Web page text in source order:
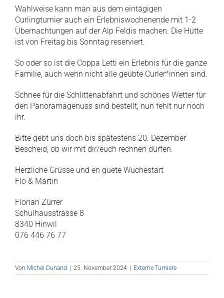
Wahlweise kann man aus dem eintägigen
Curlingturnier auch ein Erlebniswochenende mit 1-2
Übernachtungen auf der Alp Feldis machen. Die Hütte
ist von Freitag bis Sonntag reserviert.
So oder so ist die Coppa Letti ein Erlebnis für die ganze
Familie, auch wenn nicht alle geübte Curler*innen sind.
Schnee für die Schlittenabfahrt und schönes Wetter für
den Panoramagenuss sind bestellt, nun fehlt nur noch
ihr.
Bitte gebt uns doch bis spätestens 20. Dezember
Bescheid, ob wir mit dir/euch rechnen dürfen.
Herzliche Grüsse und en guete Wuchestart
Flo & Martin
Florian Zürrer
Schulhausstrasse 8
8340 Hinwil
076 446 76 77
Von Michel Dunand 25. November 2024 Externe Turniere